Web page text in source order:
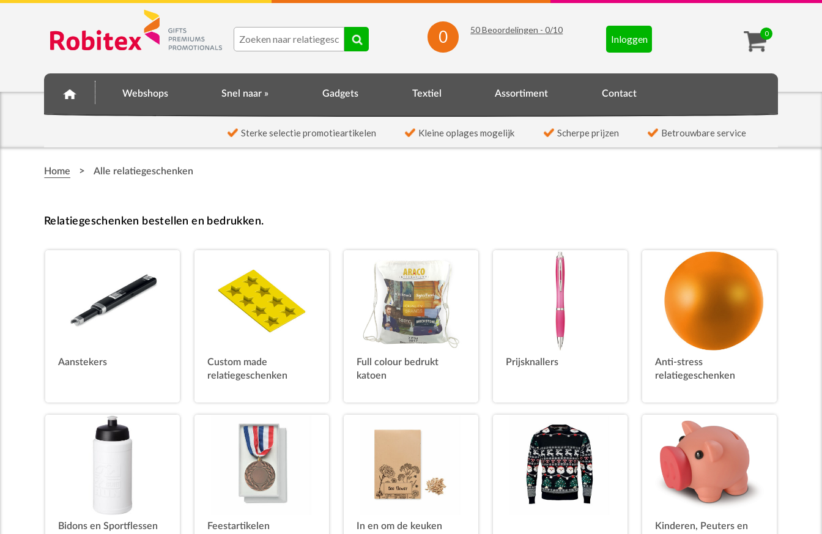
0
Inloggen
0 50Beoordelingen -0/10
Webshops Snel naar » Gadgets Textiel Assortiment Contact
Sterke selectie promotieartikelen Kleine oplages mogelijk Scherpe prijzen Betrouwbare service
Home > Alle relatiegeschenken
Relatiegeschenken bestellen en bedrukken.
Aanstekers
Custom made
relatiegeschenken
Full colour bedrukt
katoen
Prijsknallers
Anti-stress
relatiegeschenken
Bidons en Sportflessen Feestartikelen In en om de keuken
Kinderen, Peuters en